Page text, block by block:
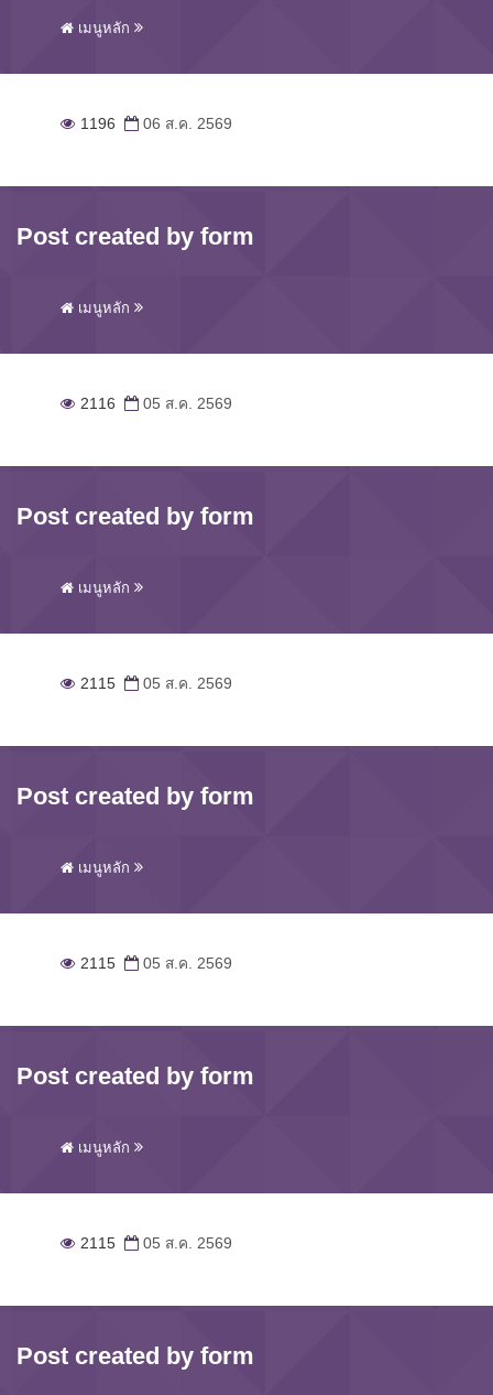
เมนูหลัก
1196 06 ส.ค. 2569
Post created by form
เมนูหลัก
2116 05 ส.ค. 2569
Post created by form
เมนูหลัก
2115 05 ส.ค. 2569
Post created by form
เมนูหลัก
2115 05 ส.ค. 2569
Post created by form
เมนูหลัก
2115 05 ส.ค. 2569
Post created by form